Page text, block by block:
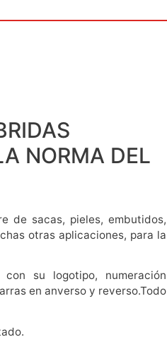
NORMA DEL
de sacas, pieles, embutidos,
otras aplicaciones, para la
su logotipo, numeración
en anverso y reverso.Todo